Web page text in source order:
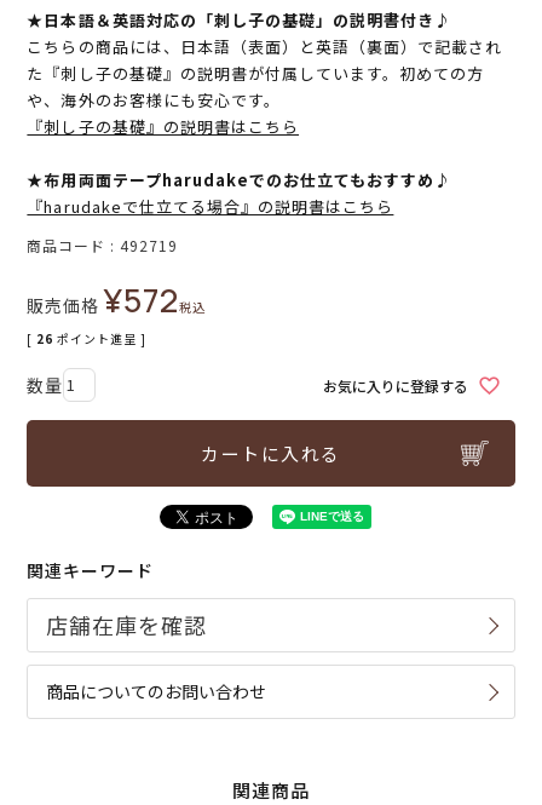
★日本語＆英語対応の「刺し子の基礎」の説明書付き♪
こちらの商品には、日本語（表面）と英語（裏面）で記載され
た『刺し子の基礎』の説明書が付属しています。初めての方
や、海外のお客様にも安心です。
『刺し子の基礎』の説明書はこちら
★布用両面テープharudakeでのお仕立てもおすすめ♪
『harudakeで仕立てる場合』の説明書はこちら
商品コード 492719
販売価格 ¥572税込
[ 26 ポイント進呈 ]
お気に入りに登録する
カートに入れる
関連キーワード
商品についてのお問い合わせ
関連商品